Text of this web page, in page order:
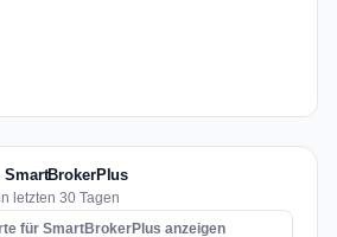
SmartBrokerPlus
letzten 30 Tagen
für SmartBrokerPlus anzeigen